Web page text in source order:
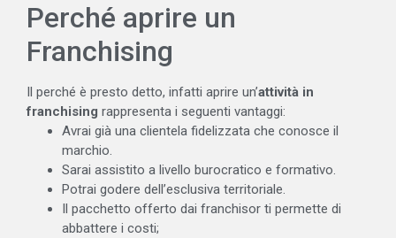
Perché aprire un
Franchising
Il perché è presto detto, infatti aprire un’attività in
franchising rappresenta i seguenti vantaggi:
Avrai già una clientela fidelizzata che conosce il
marchio.
Sarai assistito a livello burocratico e formativo.
Potrai godere dell’esclusiva territoriale.
Il pacchetto offerto dai franchisor ti permette di
abbattere i costi;